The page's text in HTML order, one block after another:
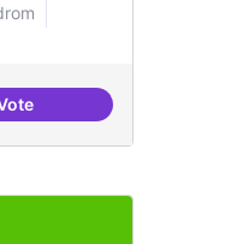
Beques de recerca per